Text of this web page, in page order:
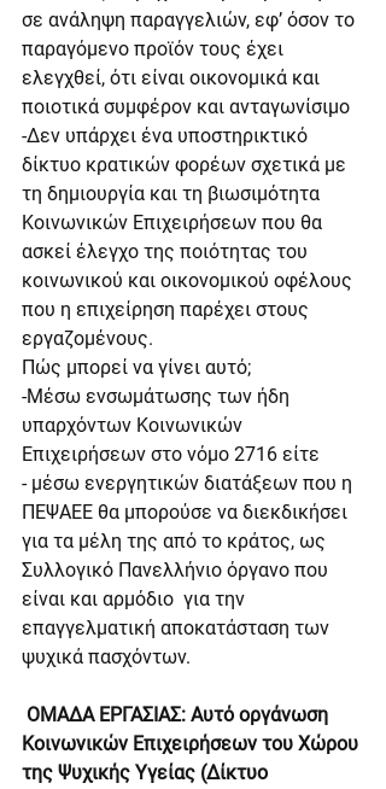
σε ανάληψη παραγγελιών, εφ’ όσον το
παραγόμενο προϊόν τους έχει
ελεγχθεί, ότι είναι οικονομικά και
ποιοτικά συμφέρον και ανταγωνίσιμο
-Δεν υπάρχει ένα υποστηρικτικό
δίκτυο κρατικών φορέων σχετικά με
τη δημιουργία και τη βιωσιμότητα
Κοινωνικών Επιχειρήσεων που θα
ασκεί έλεγχο της ποιότητας του
κοινωνικού και οικονομικού οφέλους
που η επιχείρηση παρέχει στους
εργαζομένους.
Πώς μπορεί να γίνει αυτό;
-Μέσω ενσωμάτωσης των ήδη
υπαρχόντων Κοινωνικών
Επιχειρήσεων στο νόμο 2716 είτε
- μέσω ενεργητικών διατάξεων που η
ΠΕΨΑΕΕ θα μπορούσε να διεκδικήσει
για τα μέλη της από το κράτος, ως
Συλλογικό Πανελλήνιο όργανο που
είναι και αρμόδιο  για την
επαγγελματική αποκατάσταση των
ψυχικά πασχόντων.
ΟΜΑΔΑ ΕΡΓΑΣΙΑΣ: Αυτό οργάνωση
Κοινωνικών Επιχειρήσεων του Χώρου
της Ψυχικής Υγείας (Δίκτυο